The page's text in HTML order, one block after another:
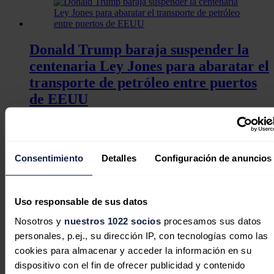
Consentimiento Detalles Configuración de anuncios
Uso responsable de sus datos
Nosotros y nuestros 1022 sociosprocesamos sus datos
personales, p.ej., su dirección IP, con tecnologías como las
cookies para almacenar y acceder la información en su
dispositivo con el fin de ofrecer publicidad y contenido
Donald Trump baraja suspender la
centenaria Ley Jones para abaratar el
transporte de petróleo entre puertos
de EEUU
Fin de la partida, Sr. Trump: la
guerra por Ormuz será su tumba
Antes del pasado 18 de marzo, la última vez que Estados Unidos
emitió una exención al cumplimiento de la 'Ley Jones' fue en
octubre de 2022 para beneficio de un petrolero que se dirigía a
Puerto Ricopara entregar suministros tras el huracán Fiona.